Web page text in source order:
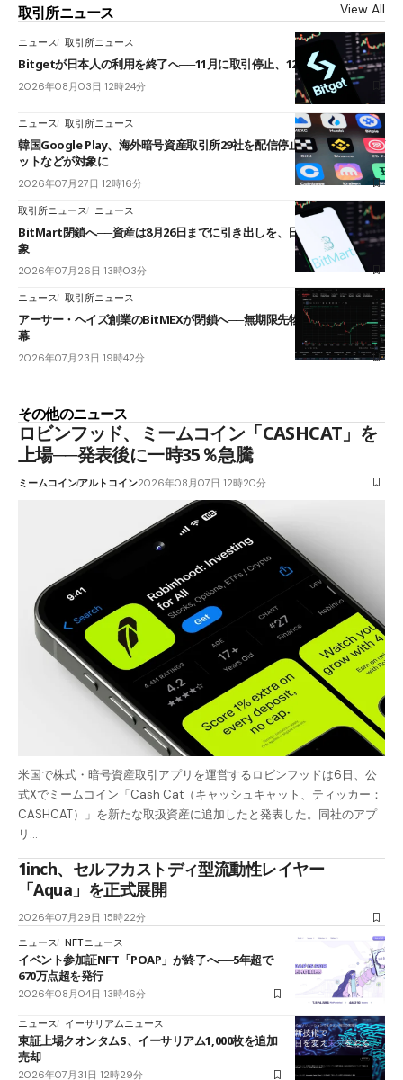
取引所ニュース View All
ニュース 取引所ニュース
Bitgetが日本人の利用を終了へ──11月に取引停止、12月末に強制決済
2026年08月03日 12時24分
ニュース 取引所ニュース
韓国Google Play、海外暗号資産取引所29社を配信停止──OKXやバイビ
ットなどが対象に
2026年07月27日 12時16分
取引所ニュース ニュース
BitMart閉鎖へ──資産は8月26日までに引き出しを、日本人利用者も対
象
2026年07月26日 13時03分
ニュース 取引所ニュース
アーサー・ヘイズ創業のBitMEXが閉鎖へ──無期限先物を生んだ11年に
幕
2026年07月23日 19時42分
その他のニュース
ロビンフッド、ミームコイン「CASHCAT」を
上場──発表後に一時35％急騰
ミームコインアルトコイン2026年08月07日 12時20分
米国で株式・暗号資産取引アプリを運営するロビンフッドは6日、公
式Xでミームコイン「Cash Cat（キャッシュキャット、ティッカー：
CASHCAT）」を新たな取扱資産に追加したと発表した。同社のアプ
リ…
1inch、セルフカストディ型流動性レイヤー
「Aqua」を正式展開
2026年07月29日 15時22分
ニュース NFTニュース
イベント参加証NFT「POAP」が終了へ──5年超で
670万点超を発行
2026年08月04日 13時46分
ニュース イーサリアムニュース
東証上場クオンタムS、イーサリアム1,000枚を追加
売却
2026年07月31日 12時29分